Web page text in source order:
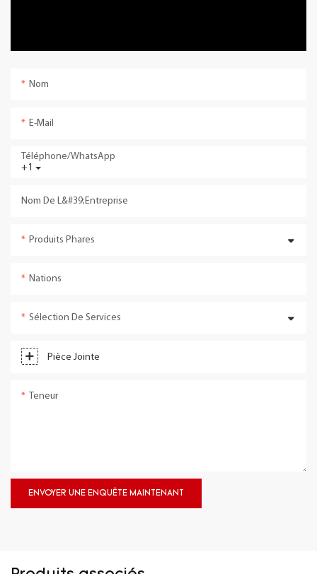
Nom
E-Mail
+1
Téléphone/WhatsApp
Nom De L&#39;entreprise
Produits Phares
Nations
Sélection De Services
Pièce Jointe
Teneur
ENVOYER UNE ENQUÊTE MAINTENANT